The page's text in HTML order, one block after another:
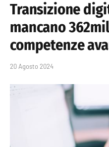
Transizione
mancano
competenze
20 Agosto 2024